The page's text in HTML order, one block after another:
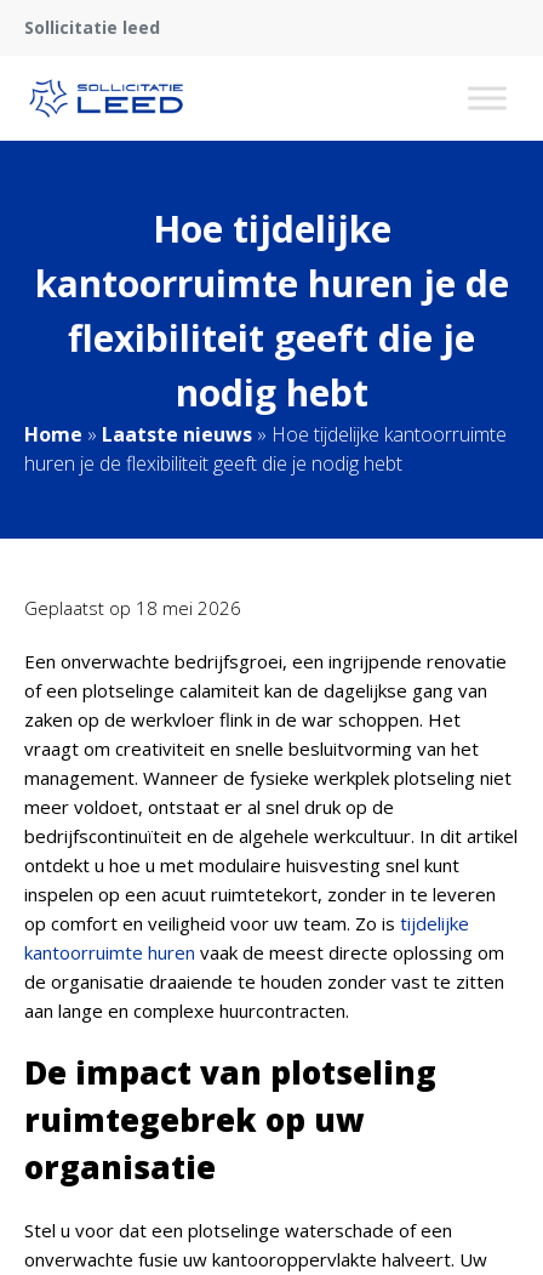
Sollicitatie leed
Hoe tijdelijke
kantoorruimte huren je de
flexibiliteit geeft die je
nodig hebt
Home » Laatste nieuws » Hoe tijdelijke kantoorruimte
huren je de flexibiliteit geeft die je nodig hebt
Geplaatst op 18 mei 2026
Een onverwachte bedrijfsgroei, een ingrijpende renovatie
of een plotselinge calamiteit kan de dagelijkse gang van
zaken op de werkvloer flink in de war schoppen. Het
vraagt om creativiteit en snelle besluitvorming van het
management. Wanneer de fysieke werkplek plotseling niet
meer voldoet, ontstaat er al snel druk op de
bedrijfscontinuïteit en de algehele werkcultuur. In dit artikel
ontdekt u hoe u met modulaire huisvesting snel kunt
inspelen op een acuut ruimtetekort, zonder in te leveren
op comfort en veiligheid voor uw team. Zo is tijdelijke
kantoorruimte huren vaak de meest directe oplossing om
de organisatie draaiende te houden zonder vast te zitten
aan lange en complexe huurcontracten.
De impact van plotseling
ruimtegebrek op uw
organisatie
Stel u voor dat een plotselinge waterschade of een
onverwachte fusie uw kantooroppervlakte halveert. Uw